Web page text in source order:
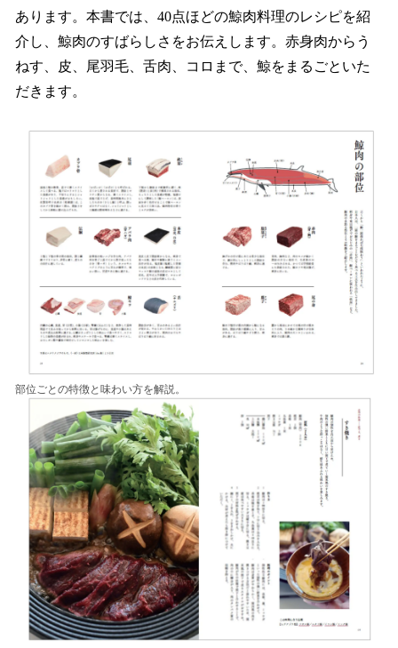
あります。本書では、40点ほどの鯨肉料理のレシピを紹
介し、鯨肉のすばらしさをお伝えします。赤身肉からう
ねす、皮、尾羽毛、舌肉、コロまで、鯨をまるごといた
だきます。
部位ごとの特徴と味わい方を解説。